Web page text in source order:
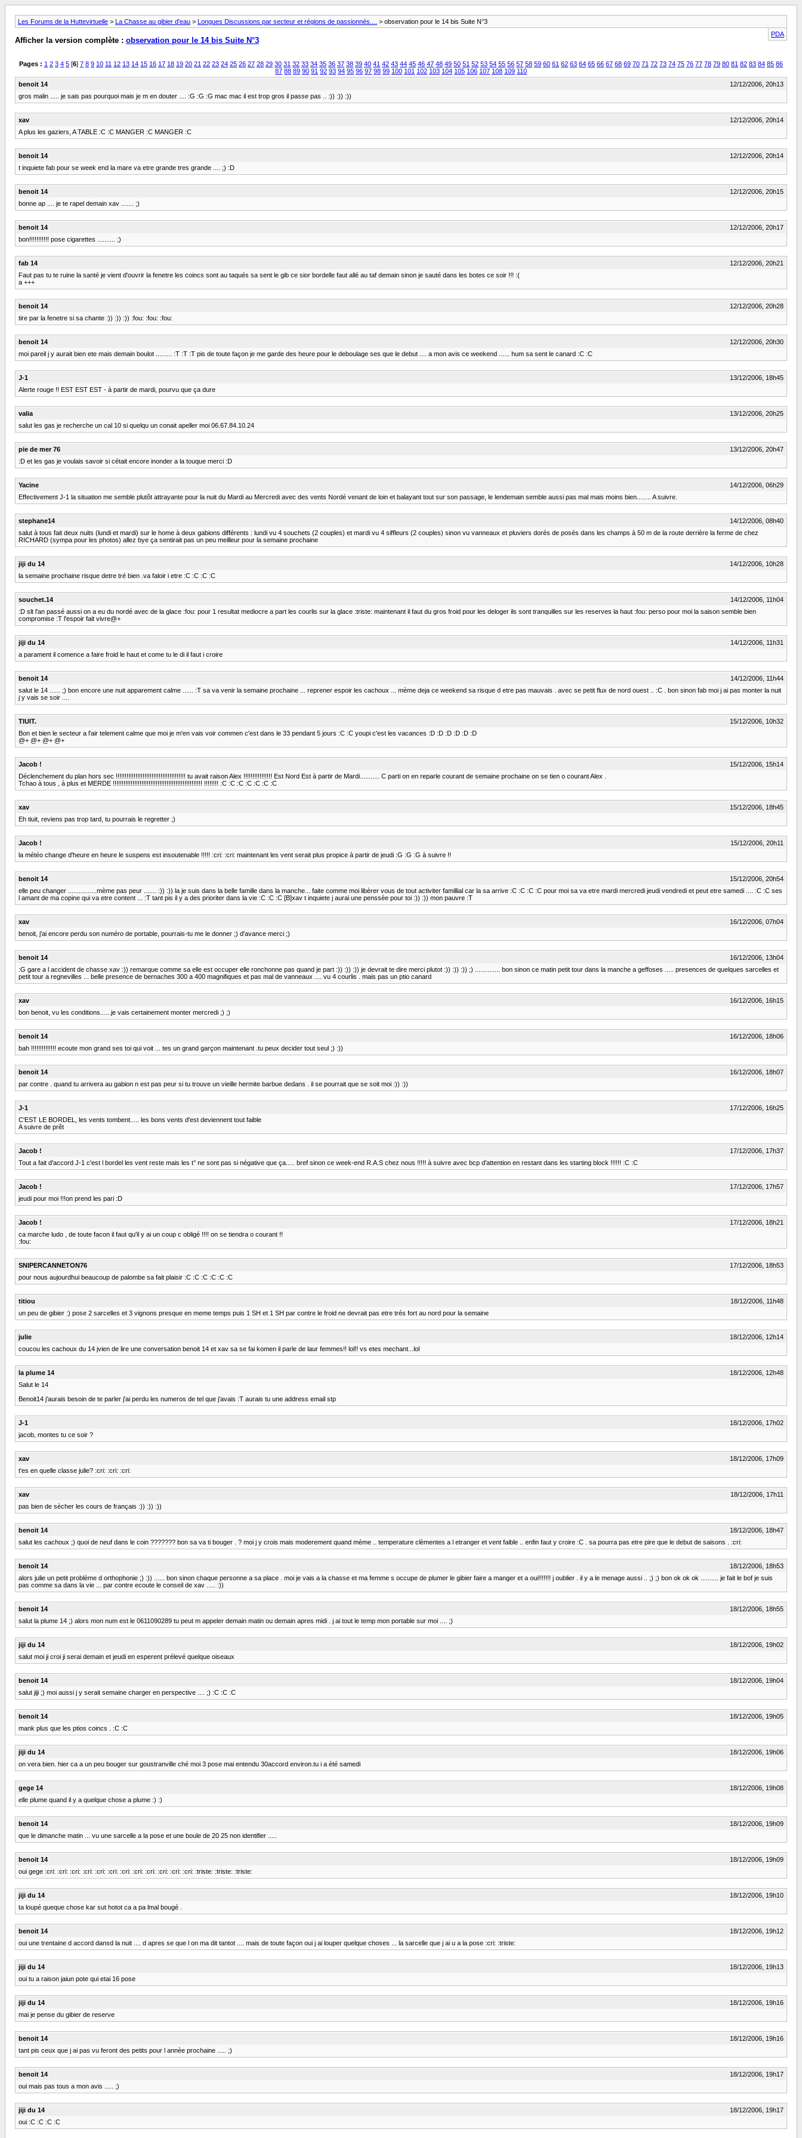
Les Forums de la Huttevirtuelle > La Chasse au gibier d'eau > Longues Discussions par secteur et régions de passionnés....
> observation pour le 14 bis Suite N°3
PDA
Afficher la version complète : observation pour le 14 bis Suite N°3
Pages : 1 2 3 4 5 [6] 7 8 9 10 11 12 13 14 15 16 17 18 19 20 21 22 23 24 25 26 27 28 29 30 31 32 33 34 35 36 37 38 39 40 41 42 43 44 45 46 47 48 49 50 51 52 53 54 55 56 57 58 59 60 61 62 63 64 65 66 67 68 69 70 71 72 73 74 75 76 77 78 79 80 81 82 83 84 85 86
87 88 89 90 91 92 93 94 95 96 97 98 99 100 101 102 103 104 105 106 107 108 109 110
benoit 14
12/12/2006, 20h13
gros malin ..... je sais pas pourquoi mais je m en douter .... :G :G :G mac mac il est trop gros il passe pas .. :)) :)) :))
xav
12/12/2006, 20h14
A plus les gaziers, A TABLE :C :C MANGER :C MANGER :C
benoit 14
12/12/2006, 20h14
t inquiete fab pour se week end la mare va etre grande tres grande .... ;) :D
benoit 14
12/12/2006, 20h15
bonne ap .... je te rapel demain xav ....... ;)
benoit 14
12/12/2006, 20h17
bon!!!!!!!!!!! pose cigarettes .......... ;)
fab 14
12/12/2006, 20h21
Faut pas tu te ruine la santé je vient d'ouvrir la fenetre les coincs sont au taqués sa sent le gib ce sior bordelle faut allé au taf demain sinon je sauté dans les botes ce soir !!! :(
a +++
benoit 14
12/12/2006, 20h28
tire par la fenetre si sa chante :)) :)) :)) :fou: :fou: :fou:
benoit 14
12/12/2006, 20h30
moi pareil j y aurait bien ete mais demain boulot ......... :T :T :T pis de toute façon je me garde des heure pour le deboulage ses que le debut .... a mon avis ce weekend ...... hum sa sent le canard :C :C
J-1
13/12/2006, 18h45
Alerte rouge !! EST EST EST - à partir de mardi, pourvu que ça dure
valia
13/12/2006, 20h25
salut les gas je recherche un cal 10 si quelqu un conait apeller moi 06.67.84.10.24
pie de mer 76
13/12/2006, 20h47
:D et les gas je voulais savoir si cétait encore inonder a la touque merci :D
Yacine
14/12/2006, 06h29
Effectivement J-1 la situation me semble plutôt attrayante pour la nuit du Mardi au Mercredi avec des vents Nordé venant de loin et balayant tout sur son passage, le lendemain semble aussi pas mal mais moins bien........ A suivre.
stephane14
14/12/2006, 08h40
salut à tous fait deux nuits (lundi et mardi) sur le home à deux gabions différents : lundi vu 4 souchets (2 couples) et mardi vu 4 siffleurs (2 couples) sinon vu vanneaux et pluviers dorés de posés dans les champs à 50 m de la route derrière la ferme de chez
RICHARD (sympa pour les photos) allez bye ça sentirait pas un peu meilleur pour la semaine prochaine
jiji du 14
14/12/2006, 10h28
la semaine prochaine risque detre tré bien .va faloir i etre :C :C :C :C
souchet.14
14/12/2006, 11h04
:D slt l'an passé aussi on a eu du nordé avec de la glace :fou: pour 1 resultat mediocre a part les courlis sur la glace :triste: maintenant il faut du gros froid pour les deloger ils sont tranquilles sur les reserves la haut :fou: perso pour moi la saison semble bien
compromise :T l'espoir fait vivre@+
jiji du 14
14/12/2006, 11h31
a parament il comence a faire froid le haut et come tu le di il faut i croire
benoit 14
14/12/2006, 11h44
salut le 14 ...... ;) bon encore une nuit apparement calme ...... :T sa va venir la semaine prochaine ... reprener espoir les cachoux ... mème deja ce weekend sa risque d etre pas mauvais . avec se petit flux de nord ouest .. :C . bon sinon fab moi j ai pas monter la nuit
j y vais se soir ....
TIUIT.
15/12/2006, 10h32
Bon et bien le secteur a l'air telement calme que moi je m'en vais voir commen c'est dans le 33 pendant 5 jours :C :C youpi c'est les vacances :D :D :D :D :D :D
@+ @+ @+ @+
Jacob !
15/12/2006, 15h14
Déclenchement du plan hors sec !!!!!!!!!!!!!!!!!!!!!!!!!!!!!!!!!!!!!!! tu avait raison Alex !!!!!!!!!!!!!!!! Est Nord Est à partir de Mardi........... C parti on en reparle courant de semaine prochaine on se tien o courant Alex .
Tchao à tous , à plus et MERDE !!!!!!!!!!!!!!!!!!!!!!!!!!!!!!!!!!!!!!!!!!!!!!!!!! !!!!!!!! :C :C :C :C :C :C :C
xav
15/12/2006, 18h45
Eh tiuit, reviens pas trop tard, tu pourrais le regretter ;)
Jacob !
15/12/2006, 20h11
la météo change d'heure en heure le suspens est insoutenable !!!!! :cri: :cri: maintenant les vent serait plus propice à partir de jeudi :G :G :G à suivre !!
benoit 14
15/12/2006, 20h54
elle peu changer ................mème pas peur ....... :)) :)) la je suis dans la belle famille dans la manche... faite comme moi libèrer vous de tout activiter famillial car la sa arrive :C :C :C :C pour moi sa va etre mardi mercredi jeudi vendredi et peut etre samedi .... :C :C ses
l amant de ma copine qui va etre content ... :T tant pis il y a des prioriter dans la vie :C :C :C [B]xav t inquiete j aurai une penssèe pour toi :)) :)) mon pauvre :T
xav
16/12/2006, 07h04
benoit, j'ai encore perdu son numéro de portable, pourrais-tu me le donner ;) d'avance merci ;)
benoit 14
16/12/2006, 13h04
:G gare a l accident de chasse xav :)) remarque comme sa elle est occuper elle ronchonne pas quand je part :)) :)) :)) je devrait te dire merci plutot :)) :)) :)) ;) .............. bon sinon ce matin petit tour dans la manche a geffoses ..... presences de quelques sarcelles et
petit tour a regnevilles ... belle presence de bernaches 300 a 400 magnifiques et pas mal de vanneaux .... vu 4 courlis . mais pas un ptio canard
xav
16/12/2006, 16h15
bon benoit, vu les conditions......je vais certainement monter mercredi ;) ;)
benoit 14
16/12/2006, 18h06
bah !!!!!!!!!!!!!! ecoute mon grand ses toi qui voit ... tes un grand garçon maintenant .tu peux decider tout seul ;) :))
benoit 14
16/12/2006, 18h07
par contre . quand tu arrivera au gabion n est pas peur si tu trouve un vieille hermite barbue dedans . il se pourrait que se soit moi :)) :))
J-1
17/12/2006, 16h25
C'EST LE BORDEL, les vents tombent..... les bons vents d'est deviennent tout faible
A suivre de prêt
Jacob !
17/12/2006, 17h37
Tout a fait d'accord J-1 c'est l bordel les vent reste mais les t° ne sont pas si négative que ça..... bref sinon ce week-end R.A.S chez nous !!!!! à suivre avec bcp d'attention en restant dans les starting block !!!!!! :C :C
Jacob !
17/12/2006, 17h57
jeudi pour moi !!!on prend les pari :D
Jacob !
17/12/2006, 18h21
ca marche ludo , de toute facon il faut qu'il y ai un coup c obligé !!!! on se tiendra o courant !!
:fou:
SNIPERCANNETON76
17/12/2006, 18h53
pour nous aujourdhui beaucoup de palombe sa fait plaisir :C :C :C :C :C :C
titiou
18/12/2006, 11h48
un peu de gibier :) pose 2 sarcelles et 3 vignons presque en meme temps puis 1 SH et 1 SH par contre le froid ne devrait pas etre trés fort au nord pour la semaine
julie
18/12/2006, 12h14
coucou les cachoux du 14 jvien de lire une conversation benoit 14 et xav sa se fai komen il parle de laur femmes!! lol!! vs etes mechant...lol
la plume 14
18/12/2006, 12h48
Salut le 14
Benoit14 j'aurais besoin de te parler j'ai perdu les numeros de tel que j'avais :T aurais tu une address email stp
J-1
18/12/2006, 17h02
jacob, montes tu ce soir ?
xav
18/12/2006, 17h09
t'es en quelle classe julie? :cri: :cri: :cri:
xav
18/12/2006, 17h11
pas bien de sècher les cours de français :)) :)) :))
benoit 14
18/12/2006, 18h47
salut les cachoux ;) quoi de neuf dans le coin ??????? bon sa va ti bouger . ? moi j y crois mais moderement quand mème .. temperature clèmentes a l etranger et vent faible .. enfin faut y croire :C . sa pourra pas etre pire que le debut de saisons . :cri:
benoit 14
18/12/2006, 18h53
alors julie un petit problème d orthophonie ;) :)) ...... bon sinon chaque personne a sa place . moi je vais a la chasse et ma femme s occupe de plumer le gibier faire a manger et a oui!!!!!!! j oublier . il y a le menage aussi .. ;) ;) bon ok ok ok .......... je fait le bof je suis
pas comme sa dans la vie ... par contre ecoute le conseil de xav ..... :))
benoit 14
18/12/2006, 18h55
salut la plume 14 ;) alors mon num est le 0611090289 tu peut m appeler demain matin ou demain apres midi . j ai tout le temp mon portable sur moi .... ;)
jiji du 14
18/12/2006, 19h02
salut moi ji croi ji serai demain et jeudi en esperent prélevé quelque oiseaux
benoit 14
18/12/2006, 19h04
salut jiji ;) moi aussi j y serait semaine charger en perspective .... ;) :C :C :C
benoit 14
18/12/2006, 19h05
mank plus que les ptios coincs . :C :C
jiji du 14
18/12/2006, 19h06
on vera bien. hier ca a un peu bouger sur goustranville ché moi 3 pose mai entendu 30accord environ.tu i a été samedi
gege 14
18/12/2006, 19h08
elle plume quand il y a quelque chose a plume :) :)
benoit 14
18/12/2006, 19h09
que le dimanche matin ... vu une sarcelle a la pose et une boule de 20 25 non identifier .....
benoit 14
18/12/2006, 19h09
oui gege :cri: :cri: :cri: :cri: :cri: :cri: :cri: :cri: :cri: :cri: :cri: :cri: :triste: :triste: :triste:
jiji du 14
18/12/2006, 19h10
ta loupé queque chose kar sut hotot ca a pa lmal bougé .
benoit 14
18/12/2006, 19h12
oui une trentaine d accord dansd la nuit .... d apres se que l on ma dit tantot .... mais de toute façon oui j ai louper quelque choses ... la sarcelle que j ai u a la pose :cri: :triste:
jiji du 14
18/12/2006, 19h13
oui tu a raison jaiun pote qui etai 16 pose
jiji du 14
18/12/2006, 19h16
mai je pense du gibier de reserve
benoit 14
18/12/2006, 19h16
tant pis ceux que j ai pas vu feront des petits pour l annèe prochaine ..... ;)
benoit 14
18/12/2006, 19h17
oui mais pas tous a mon avis ..... ;)
jiji du 14
18/12/2006, 19h17
oui :C :C :C :C